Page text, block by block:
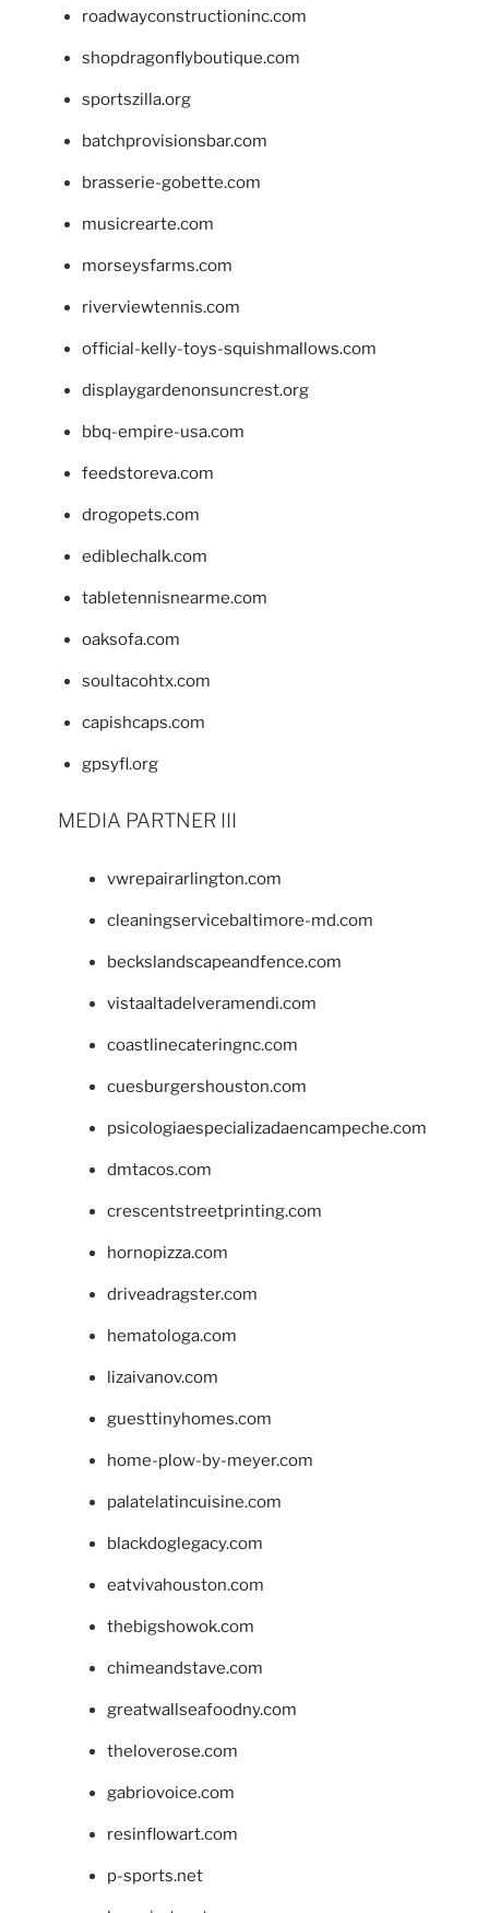
roadwayconstructioninc.com
shopdragonflyboutique.com
sportszilla.org
batchprovisionsbar.com
brasserie-gobette.com
musicrearte.com
morseysfarms.com
riverviewtennis.com
official-kelly-toys-squishmallows.com
displaygardenonsuncrest.org
bbq-empire-usa.com
feedstoreva.com
drogopets.com
ediblechalk.com
tabletennisnearme.com
oaksofa.com
soultacohtx.com
capishcaps.com
gpsyfl.org
MEDIA PARTNER III
vwrepairarlington.com
cleaningservicebaltimore-md.com
beckslandscapeandfence.com
vistaaltadelveramendi.com
coastlinecateringnc.com
cuesburgershouston.com
psicologiaespecializadaencampeche.com
dmtacos.com
crescentstreetprinting.com
hornopizza.com
driveadragster.com
hematologa.com
lizaivanov.com
guesttinyhomes.com
home-plow-by-meyer.com
palatelatincuisine.com
blackdoglegacy.com
eatvivahouston.com
thebigshowok.com
chimeandstave.com
greatwallseafoodny.com
theloverose.com
gabriovoice.com
resinflowart.com
p-sports.net